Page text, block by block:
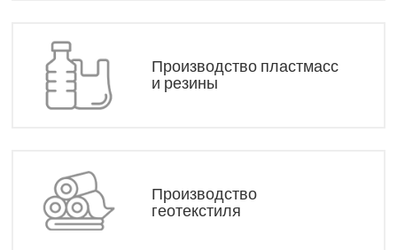
Производство пластмасс
и резины
Производство
геотекстиля